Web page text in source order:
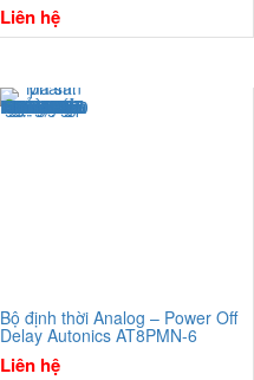
Liên hệ
Bộ định thời Analog – Power Off
Delay Autonics AT8PMN-6
Liên hệ